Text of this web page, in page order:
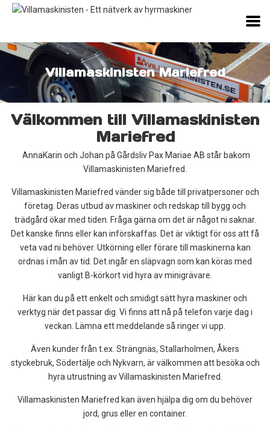
Villamaskinisten Mariefred
Välkommen till Villamaskinisten
Mariefred
AnnaKarin och Johan på Gårdsliv Pax Mariae AB står bakom
Villamaskinisten Mariefred.
Villamaskinisten Mariefred vänder sig både till privatpersoner och
företag. Deras utbud av maskiner och redskap till bygg och
trädgård ökar med tiden. Fråga gärna om det är något ni saknar.
Det kanske finns eller kan införskaffas. Det är viktigt för oss att få
veta vad ni behöver. Utkörning eller förare till maskinerna kan
ordnas i mån av tid. Det ingår en släpvagn som kan köras med
vanligt B-körkort vid hyra av minigrävare.
Här kan du på ett enkelt och smidigt sätt hyra maskiner och
verktyg när det passar dig. Vi finns att nå på telefon varje dag i
veckan. Lämna ett meddelande så ringer vi upp.
Även kunder från t.ex. Strängnäs, Stallarholmen, Åkers
styckebruk, Södertälje och Nykvarn, är välkommen att besöka och
hyra utrustning av Villamaskinisten Mariefred.
Villamaskinisten Mariefred kan även hjälpa dig om du behöver
jord, grus eller en container.